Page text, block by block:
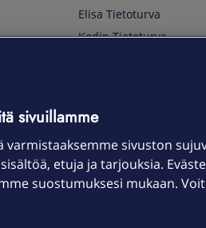
Elisa Tietoturva
Kodin Tietoturva
Elisa Kotiverkko
Elisa Pilvilinna
Elisa Laiteturva
Elisa
sivuillamme
varmistaaksemme sivuston
etuja ja tarjouksia.
suostumuksesi mukaan.